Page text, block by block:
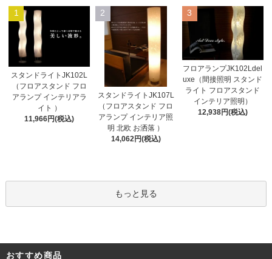
1
スタンドライトJK102L
（フロアスタンド フロ
アランプ インテリアラ
イト ）
11,966円(税込)
2
スタンドライトJK107L
（フロアスタンド フロ
アランプ インテリア照
明 北欧 お洒落 ）
14,062円(税込)
3
フロアランプJK102Ldel
uxe（間接照明 スタンド
ライト フロアスタンド
インテリア照明）
12,938円(税込)
もっと見る
おすすめ商品